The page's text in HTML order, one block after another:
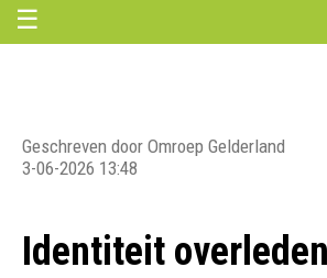
☰
Geschreven door Omroep Gelderland
3-06-2026 13:48
Identiteit